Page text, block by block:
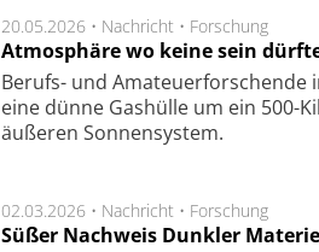
20.05.2026 • Nachricht • Forschung
Atmosphäre wo keine sein
Berufs- und Ama­teuer­for­schen­de
eine dün­ne Gas­hül­le um ein 500-
äu­ße­ren Son­nen­sys­tem.
02.03.2026 • Nachricht • Forschung
Süßer Nachweis Dunkler Materie